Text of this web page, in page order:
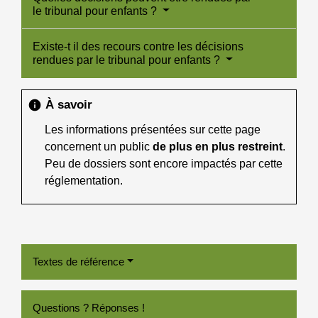
le tribunal pour enfants ?
Existe-t il des recours contre les décisions
rendues par le tribunal pour enfants ?
info À savoir
Les informations présentées sur cette page
concernent un public de plus en plus restreint.
Peu de dossiers sont encore impactés par cette
réglementation.
Textes de référence
Questions ? Réponses !